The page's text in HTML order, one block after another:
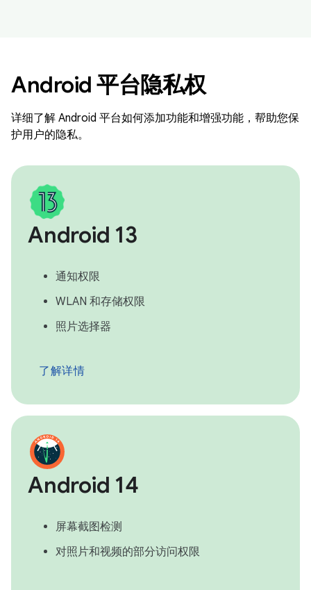
Android 平台隐私权
详细了解 Android 平台如何添加功能和增强功能，帮助您保
护用户的隐私。
Android 13
通知权限
WLAN 和存储权限
照片选择器
了解详情
Android 14
屏幕截图检测
对照片和视频的部分访问权限